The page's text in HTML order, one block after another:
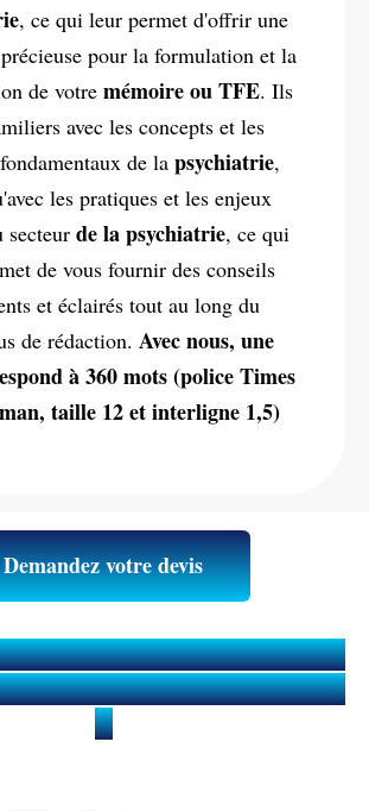
, ce qui leur permet d'offrir une
pour la formulation et la
de votre mémoire ou TFE. Ils
avec les concepts et les
de la psychiatrie,
les pratiques et les enjeux
secteur de la psychiatrie, ce qui
de vous fournir des conseils
et éclairés tout au long du
de rédaction. Avec nous, une
à 360 mots (police Times
taille 12 et interligne 1,5)
Demandez votre devis
Mémoire ou Travail
(TFE) en Psychiatrie
?